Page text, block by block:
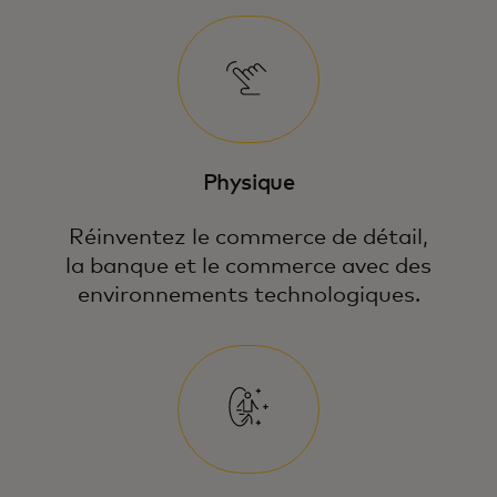
Physique
Réinventez le commerce de détail,
la banque et le commerce avec des
environnements technologiques.